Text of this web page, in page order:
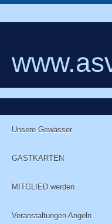
Unsere Gewässer
GASTKARTEN
MITGLIED werden ..
Veranstaltungen Angeln